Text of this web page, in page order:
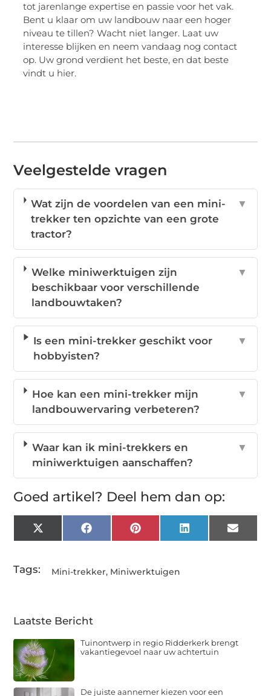
tot jarenlange expertise en passie voor het vak.
Bent u klaar om uw landbouw naar een hoger
niveau te tillen? Wacht niet langer. Laat uw
interesse blijken en neem vandaag nog contact
op. Uw grond verdient het beste, en dat beste
vindt u hier.
Veelgestelde vragen
Wat zijn de voordelen van een mini-
trekker ten opzichte van een grote
tractor?
▼
Welke miniwerktuigen zijn
beschikbaar voor verschillende
landbouwtaken?
▼
Is een mini-trekker geschikt voor
hobbyisten?
▼
Hoe kan een mini-trekker mijn
landbouwervaring verbeteren?
▼
Waar kan ik mini-trekkers en
miniwerktuigen aanschaffen?
▼
Goed artikel? Deel hem dan op:
X
(Twitter)
FacebookPinterestLinkedInEmail
Tags: Mini-trekker, Miniwerktuigen
Laatste Bericht
Tuinontwerp in regio Ridderkerk brengt
vakantiegevoel naar uw achtertuin
De juiste aannemer kiezen voor een